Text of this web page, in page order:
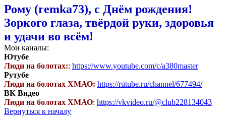
Рому (remka73), с Днём рождения!
Зоркого глаза, твёрдой руки, здоровья
и удачи во всём!
Мои каналы:
Ютубе
Люди на болотах:: https://www.youtube.com/c/a380master
Рутубе
Люди на болотах ХМАО: https://rutube.ru/channel/677494/
ВК Видео
Люди на болотах ХМАО: https://vkvideo.ru/@club228134043
Вернуться к началу